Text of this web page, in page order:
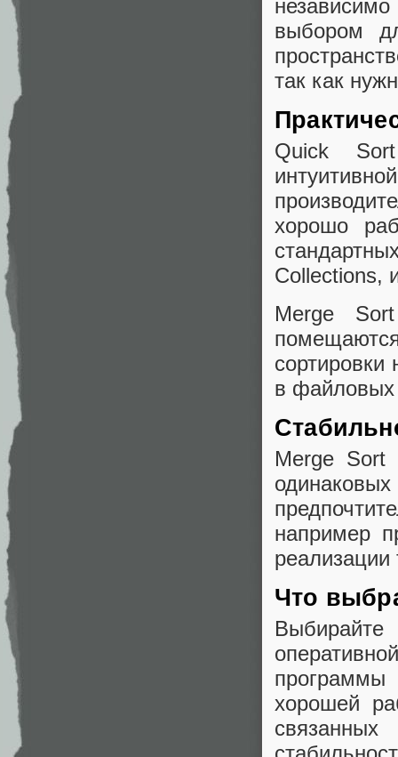
выбором
так как
Quick
хорошо
Collections,
Merge
сортировки
в файловых
Merge Sort
например
реализации
Что
программы
хорошей